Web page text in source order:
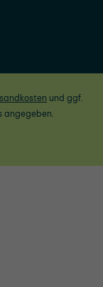
und ggf.
angegeben.